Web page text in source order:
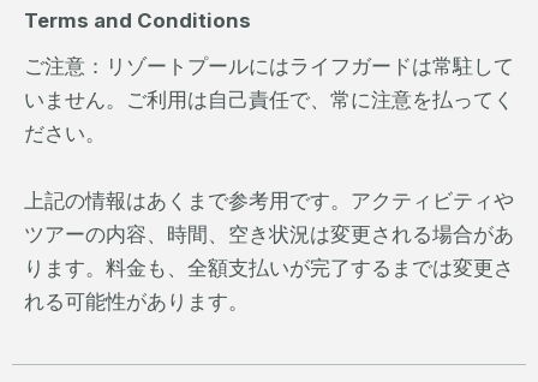
Terms and Conditions
ご注意：リゾートプールにはライフガードは常駐して
いません。ご利用は自己責任で、常に注意を払ってく
ださい。
上記の情報はあくまで参考用です。アクティビティや
ツアーの内容、時間、空き状況は変更される場合があ
ります。料金も、全額支払いが完了するまでは変更さ
れる可能性があります。